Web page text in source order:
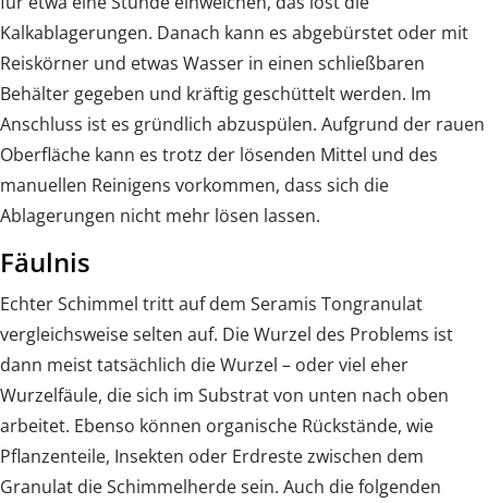
Kalkablagerungen. Danach kann es abgebürstet oder mit
Reiskörner und etwas Wasser in einen schließbaren
Behälter gegeben und kräftig geschüttelt werden. Im
Anschluss ist es gründlich abzuspülen. Aufgrund der rauen
Oberfläche kann es trotz der lösenden Mittel und des
manuellen Reinigens vorkommen, dass sich die
Ablagerungen nicht mehr lösen lassen.
Fäulnis
Echter Schimmel tritt auf dem Seramis Tongranulat
vergleichsweise selten auf. Die Wurzel des Problems ist
dann meist tatsächlich die Wurzel – oder viel eher
Wurzelfäule, die sich im Substrat von unten nach oben
arbeitet. Ebenso können organische Rückstände, wie
Pflanzenteile, Insekten oder Erdreste zwischen dem
Granulat die Schimmelherde sein. Auch die folgenden